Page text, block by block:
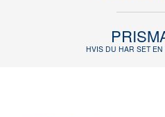
HVIS DU HAR SET